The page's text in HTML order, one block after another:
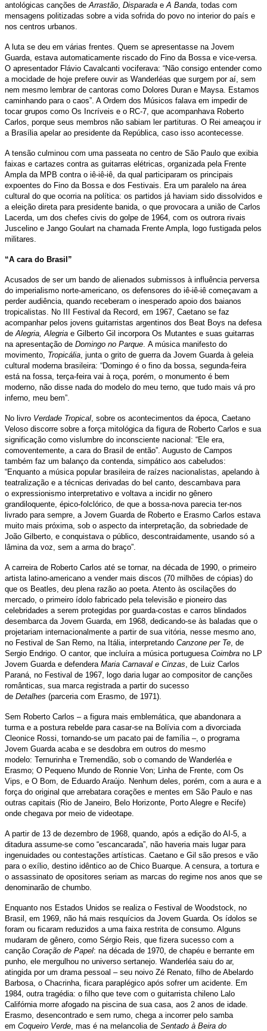
antológicas canções deArrastão, Disparada eA Banda, todas com
mensagens politizadas sobre a vida sofrida do povo no interior do país e
nos centros urbanos.
A luta se deu em várias frentes. Quem se apresentasse na Jovem
Guarda, estava automaticamente riscado do Fino da Bossa e vice-versa.
O apresentador Flávio Cavalcanti vociferava: “Não consigo entender como
a mocidade de hoje prefere ouvir as Wanderléas que surgem por aí, sem
nem mesmo lembrar de cantoras como Dolores Duran e Maysa. Estamos
caminhando para o caos”. A Ordem dos Músicos falava em impedir de
tocar grupos como Os Incríveis e o RC-7, que acompanhava Roberto
Carlos, porque seus membros não sabiam ler partituras. O Rei ameaçou ir
a Brasília apelar ao presidente da República, caso isso acontecesse.
A tensão culminou com uma passeata no centro de São Paulo que exibia
faixas e cartazes contra as guitarras elétricas, organizada pela Frente
Ampla da MPB contra o iê-iê-iê, da qual participaram os principais
expoentes do Fino da Bossa e dos Festivais. Era um paralelo na área
cultural do que ocorria na política: os partidos já haviam sido dissolvidos e
a eleição direta para presidente banida, o que provocara a união de Carlos
Lacerda, um dos chefes civis do golpe de 1964, com os outrora rivais
Juscelino e Jango Goulart na chamada Frente Ampla, logo fustigada pelos
militares.
“A cara do Brasil”
Acusados de ser um bando de alienados submissos à influência perversa
do imperialismo norte-americano, os defensores do iê-iê-iê começavam a
perder audiência, quando receberam o inesperado apoio dos baianos
tropicalistas. No III Festival da Record, em 1967, Caetano se faz
acompanhar pelos jovens guitarristas argentinos dos Beat Boys na defesa
deAlegria, Alegria e Gilberto Gil incorpora Os Mutantes e suas guitarras
na apresentação de Domingo no Parque. A música manifesto do
movimento, Tropicália, junta o grito de guerra da Jovem Guarda à geleia
cultural moderna brasileira: “Domingo é o fino da bossa, segunda-feira
está na fossa, terça-feira vai à roça, porém, o monumento é bem
moderno, não disse nada do modelo do meu terno, que tudo mais vá pro
inferno, meu bem”.
No livro Verdade Tropical, sobre os acontecimentos da época, Caetano
Veloso discorre sobre a força mitológica da figura de Roberto Carlos e sua
significação como vislumbre do inconsciente nacional: “Ele era,
comoventemente, a cara do Brasil de então”. Augusto de Campos
também faz um balanço da contenda, simpático aos cabeludos:
“Enquanto a música popular brasileira de raízes nacionalistas, apelando à
teatralização e a técnicas derivadas do bel canto, descambava para
o expressionismo interpretativo e voltava a incidir no gênero
grandiloquente, épico-folclórico, de que a bossa-nova parecia ter-nos
livrado para sempre, a Jovem Guarda de Roberto e Erasmo Carlos estava
muito mais próxima, sob o aspecto da interpretação, da sobriedade de
João Gilberto, e conquistava o público, descontraidamente, usando só a
lâmina da voz, sem a arma do braço”.
A carreira de Roberto Carlos até se tornar, na década de 1990, o primeiro
artista latino-americano a vender mais discos (70 milhões de cópias) do
que os Beatles, deu plena razão ao poeta. Atento às oscilações do
mercado, o primeiro ídolo fabricado pela televisão e pioneiro das
celebridades a serem protegidas por guarda-costas e carros blindados
desembarca da Jovem Guarda, em 1968, dedicando-se às baladas que o
projetariam internacionalmente a partir de sua vitória, nesse mesmo ano,
no Festival de San Remo, na Itália, interpretando Canzone per Te, de
Sergio Endrigo. O cantor, que incluíra a música portuguesa Coimbra no LP
Jovem Guarda e defendera Maria Carnaval e Cinzas, de Luiz Carlos
Paraná, no Festival de 1967, logo daria lugar ao compositor de canções
românticas, sua marca registrada a partir do sucesso
de Detalhes (parceria com Erasmo, de 1971).
Sem Roberto Carlos – a figura mais emblemática, que abandonara a
turma e a postura rebelde para casar-se na Bolívia com a divorciada
Cleonice Rossi, tornando-se um pacato pai de família –, o programa
Jovem Guarda acaba e se desdobra em outros do mesmo
modelo: Ternurinha e Tremendão, sob o comando de Wanderléa e
Erasmo; O Pequeno Mundo de Ronnie Von; Linha de Frente, com Os
Vips, e O Bom, de Eduardo Araújo. Nenhum deles, porém, com a aura e a
força do original que arrebatara corações e mentes em São Paulo e nas
outras capitais (Rio de Janeiro, Belo Horizonte, Porto Alegre e Recife)
onde chegava por meio de videotape.
A partir de 13 de dezembro de 1968, quando, após a edição do AI-5, a
ditadura assume-se como “escancarada”, não haveria mais lugar para
ingenuidades ou contestações artísticas. Caetano e Gil são presos e vão
para o exílio, destino idêntico ao de Chico Buarque. A censura, a tortura e
o assassinato de opositores seriam as marcas do regime nos anos que se
denominarão de chumbo.
Enquanto nos Estados Unidos se realiza o Festival de Woodstock, no
Brasil, em 1969, não há mais resquícios da Jovem Guarda. Os ídolos se
foram ou ficaram reduzidos a uma faixa restrita de consumo. Alguns
mudaram de gênero, como Sérgio Reis, que fizera sucesso com a
canção Coração de Papel: na década de 1970, de chapéu e berrante em
punho, ele mergulhou no universo sertanejo. Wanderléa saiu do ar,
atingida por um drama pessoal – seu noivo Zé Renato, filho de Abelardo
Barbosa, o Chacrinha, ficara paraplégico após sofrer um acidente. Em
1984, outra tragédia: o filho que teve com o guitarrista chileno Lalo
Califórnia morre afogado na piscina de sua casa, aos 2 anos de idade.
Erasmo, desencontrado e sem rumo, chega a incorrer pelo samba
em Coqueiro Verde, mas é na melancolia de Sentado à Beira do